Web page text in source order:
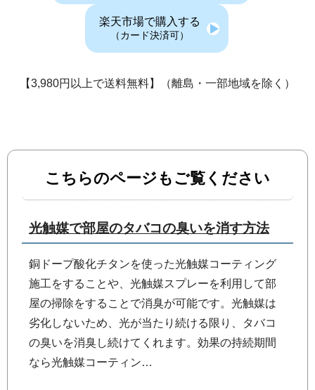
楽天市場で購入する
（カード決済可）
【3,980円以上で送料無料】（離島・一部地域を除く）
こちらのページもご覧ください
光触媒で部屋のタバコの臭いを消す方法
銅ドープ酸化チタンを使った光触媒コーティング
施工をすることや、光触媒スプレーを利用して部
屋の掃除をすることで消臭が可能です。光触媒は
劣化しないため、光が当たり続ける限り、タバコ
の臭いを消臭し続けてくれます。効果の持続期間
なら光触媒コーティン…